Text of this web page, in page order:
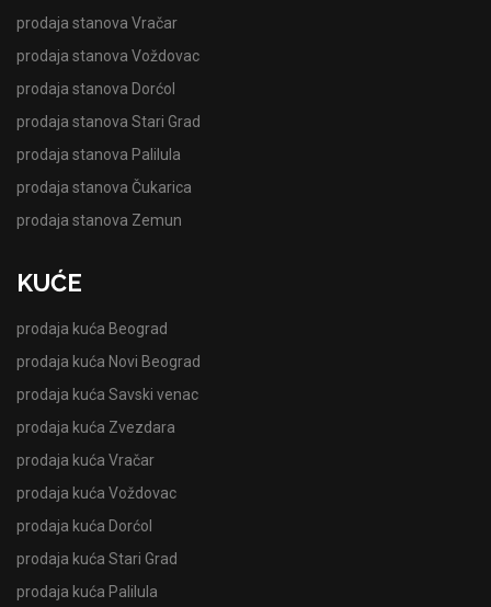
prodaja stanova Vračar
prodaja stanova Voždovac
prodaja stanova Dorćol
prodaja stanova Stari Grad
prodaja stanova Palilula
prodaja stanova Čukarica
prodaja stanova Zemun
KUĆE
prodaja kuća Beograd
prodaja kuća Novi Beograd
prodaja kuća Savski venac
prodaja kuća Zvezdara
prodaja kuća Vračar
prodaja kuća Voždovac
prodaja kuća Dorćol
prodaja kuća Stari Grad
prodaja kuća Palilula